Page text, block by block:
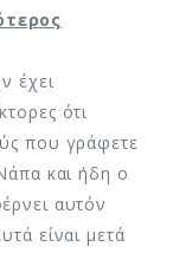
έχει
ότι
που γράφετε
και ήδη ο
αυτόν
είναι μετά